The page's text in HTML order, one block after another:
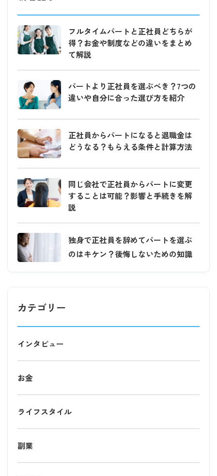
フルタイムパートと正社員どちらが
得？お金や制度などの違いをまとめ
て解説
パートより正社員を選ぶべき？7つの
違いや自分に合った選び方を紹介
正社員からパートになると退職金は
どうなる？もらえる条件と計算方法
同じ会社で正社員からパートに変更
することは可能？影響と手続きを解
説
独身で正社員を辞めてパートを選ぶ
のはキケン？後悔しないための知識
カテゴリー
インタビュー
お金
ライフスタイル
副業